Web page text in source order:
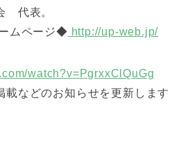
代表。
ムページ◆ http://up-web.jp/
watch?v=PgrxxClQuGg
載などのお知らせを更新します